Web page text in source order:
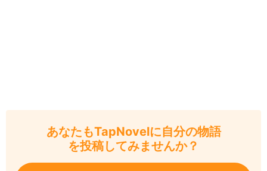
あなたもTapNovelに自分の物語
を投稿してみませんか？